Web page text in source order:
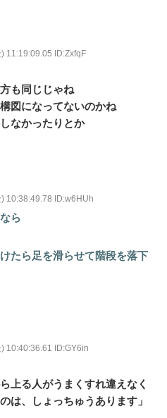
11:19:09.05 ID:ZxfqF
も同じじゃね
図になってないのかね
なかったりとか
10:38:49.78 ID:w6HUh
ら
たら足を滑らせて階段を落下
10:40:36.61 ID:GY6in
上る人がうまくすれ違えなく
は、しょっちゅうあります」